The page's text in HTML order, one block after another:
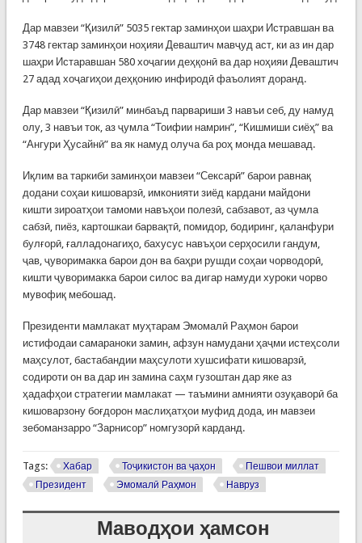
Дар мавзеи “Қизилӣ” 5035 гектар заминҳои шаҳри Истравшан ва
3748 гектар заминҳои ноҳияи Деваштич мавҷуд аст, ки аз ин дар
шаҳри Истаравшан 580 хоҷагии деҳқонӣ ва дар ноҳияи Деваштич
27 адад хоҷагиҳои деҳқонию инфиродӣ фаъолият доранд.
Дар мавзеи “Қизилӣ” минбаъд парвариши 3 навъи себ, ду намуд
олу, 3 навъи ток, аз ҷумла “Тоифии намрин”, “Кишмиши сиёҳ” ва
“Ангури Ҳусайнӣ” ва як намуд олуча ба роҳ монда мешавад.
Иқлим ва таркиби заминҳои мавзеи “Сексарӣ” барои равнақ
додани соҳаи кишоварзӣ, имконияти зиёд кардани майдони
кишти зироатҳои тамоми навъҳои полезӣ, сабзавот, аз ҷумла
сабзӣ, пиёз, картошкаи барвақтӣ, помидор, бодиринг, қаланфури
булғорӣ, ғалладонагиҳо, бахусус навъҳои серҳосили гандум,
ҷав, ҷуворимакка барои дон ва баҳри рушди соҳаи чорводорӣ,
кишти ҷуворимакка барои силос ва дигар намуди хуроки чорво
мувофиқ мебошад.
Президенти мамлакат муҳтарам Эмомалӣ Раҳмон барои
истифодаи самараноки замин, афзун намудани ҳаҷми истеҳсоли
маҳсулот, бастабандии маҳсулоти хушсифати кишоварзӣ,
содироти он ва дар ин замина саҳм гузоштан дар яке аз
ҳадафҳои стратегии мамлакат — таъмини амнияти озуқаворӣ ба
кишоварзону боғдорон маслиҳатҳои муфид дода, ин мавзеи
зебоманзарро “Зарнисор” номгузорӣ карданд.
Tags: Хабар Тоҷикистон ва ҷаҳон
Пешвои миллат
Президент
Эмомалӣ Раҳмон Навруз
Маводҳои ҳамсон